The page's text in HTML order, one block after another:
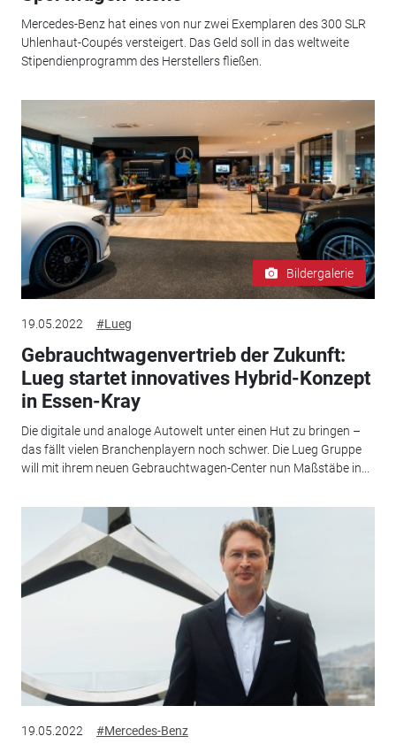
Mercedes-Benz hat eines von nur zwei Exemplaren des 300 SLR
Uhlenhaut-Coupés versteigert. Das Geld soll in das weltweite
Stipendienprogramm des Herstellers fließen.
Bildergalerie
19.05.2022 #Lueg
Gebrauchtwagenvertrieb der Zukunft:
Lueg startet innovatives Hybrid-Konzept
in Essen-Kray
Die digitale und analoge Autowelt unter einen Hut zu bringen –
das fällt vielen Branchenplayern noch schwer. Die Lueg Gruppe
will mit ihrem neuen Gebrauchtwagen-Center nun Maßstäbe in...
19.05.2022 #Mercedes-Benz